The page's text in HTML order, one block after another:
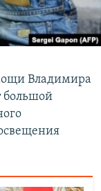
Владимира
большой